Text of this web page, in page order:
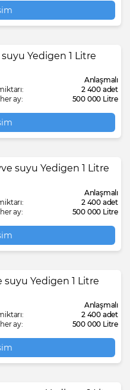
Yedigen 1 Litre
Anlaşmalı
2 400 adet
ay:
500 000 Litre
suyu Yedigen 1 Litre
Anlaşmalı
2 400 adet
ay:
500 000 Litre
suyu Yedigen 1 Litre
Anlaşmalı
2 400 adet
ay:
500 000 Litre